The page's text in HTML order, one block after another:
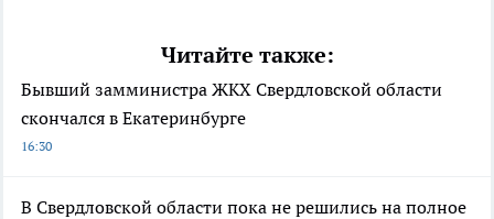
Читайте также:
Бывший замминистра ЖКХ Свердловской области
скончался в Екатеринбурге
16:30
В Свердловской области пока не решились на полное